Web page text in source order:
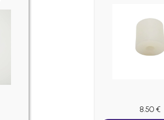
8.50 €